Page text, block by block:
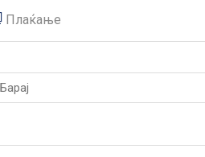
Плаќање